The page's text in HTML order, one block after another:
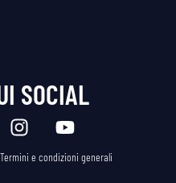
SOCIAL
Termini e condizioni generali